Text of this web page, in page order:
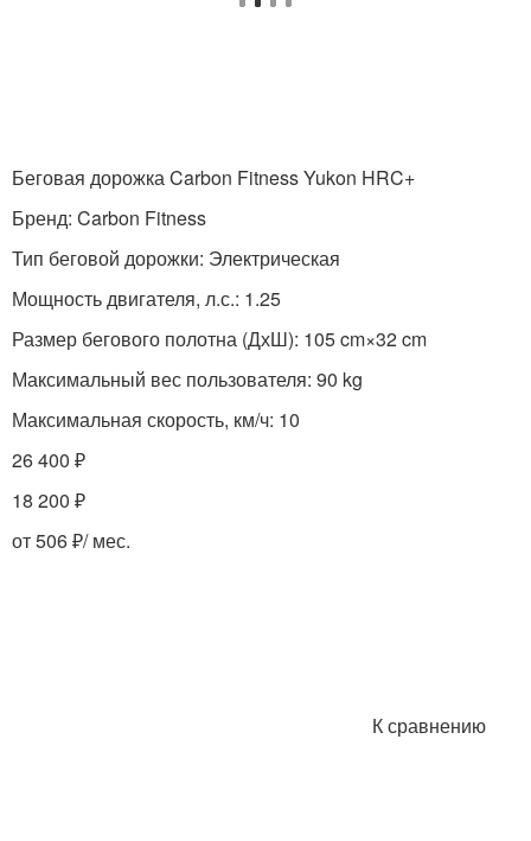
Беговая дорожка Carbon Fitness Yukon HRC+
Бренд: Carbon Fitness
Тип беговой дорожки: Электрическая
Мощность двигателя, л.с.: 1.25
Размер бегового полотна (ДхШ): 105 cm×32 cm
Максимальный вес пользователя: 90 kg
Максимальная скорость, км/ч: 10
26 400 ₽
18 200 ₽
от 506 ₽/ мес.
К сравнению